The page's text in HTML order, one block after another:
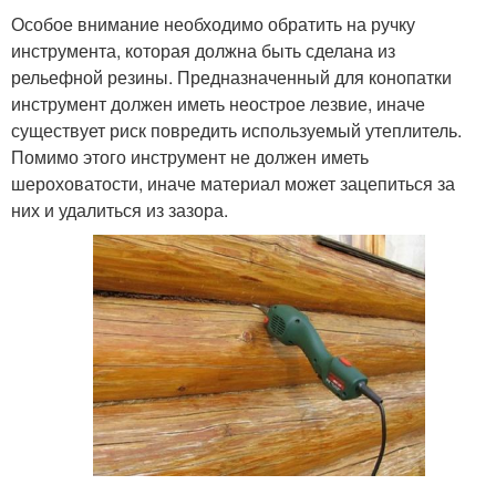
Особое внимание необходимо обратить на ручку
инструмента, которая должна быть сделана из
рельефной резины. Предназначенный для конопатки
инструмент должен иметь неострое лезвие, иначе
существует риск повредить используемый утеплитель.
Помимо этого инструмент не должен иметь
шероховатости, иначе материал может зацепиться за
них и удалиться из зазора.